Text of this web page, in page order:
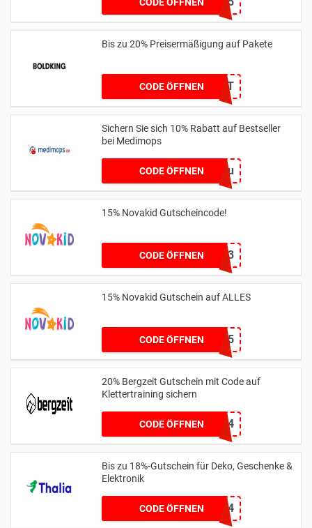
Bis zu 20% Preisermäßigung auf Pakete
CODE ÖFFNENBOLDBOOST
Sichern Sie sich 10% Rabatt auf Bestseller
bei Medimops
CODE ÖFFNENmopsneu
15% Novakid Gutscheincode!
CODE ÖFFNENNEW23
15% Novakid Gutschein auf ALLES
CODE ÖFFNENNOVIM15
20% Bergzeit Gutschein mit Code auf
Klettertraining sichern
CODE ÖFFNEN Gift4
Bis zu 18%-Gutschein für Deko, Geschenke &
Elektronik
CODE ÖFFNEN
MUTTERTAG24